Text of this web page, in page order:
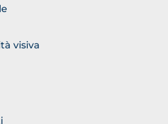
visiva